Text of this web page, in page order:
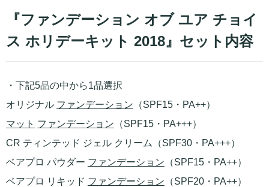
『ファンデーション オブ ユア チョイ
ス ホリデーキット 2018』セット内容
・下記5品の中から1品選択
オリジナル ファンデーション （SPF15・PA++）
マット ファンデーション （SPF15・PA+++）
CR ティンテッド ジェル クリーム（SPF30・PA+++）
ベアプロ パウダー ファンデーション （SPF15・PA++）
ベアプロ リキッド ファンデーション （SPF20・PA++）